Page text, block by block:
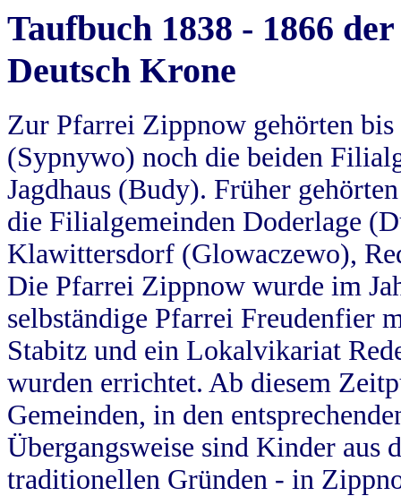
Taufbuch 1838 - 1866
Deutsch Krone
Zur Pfarrei Zippnow gehörten
(Sypnywo) noch die beiden
Jagdhaus (Budy). Früher
die Filialgemeinden Doderlage
Klawittersdorf (Glowaczewo),
Die Pfarrei Zippnow wurde im
selbständige Pfarrei Freudenfier
Stabitz und ein Lokalvikariat
wurden errichtet. Ab diesem
Gemeinden, in den
Übergangsweise sind Kinder aus
traditionellen Gründen - in